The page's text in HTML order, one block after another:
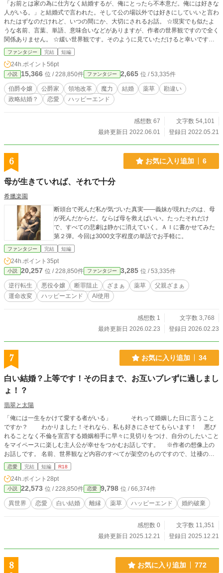
「お前とは家の為に仕方なく結婚するが、俺にとったら不本意だ。俺には好きな
人がいる。」と結婚式で言われた。そして公の場以外では好きにしていいと言わ
れたはずなのだけれど、いつの間にか、大切にされるお話。 ☆現実でも似たよ
うな名前、言葉、単語、意味合いなどがありますが、作者の世界観ですので全く
関係ありません。 ☆緩い世界観です。そのように見ていただけると幸いです。
☆まだなかなか上手く表現が出来ず、成長出来なくて稚拙な文章ではあるとは思
いますが、広い心で読んでいただけると幸いです。 ☆ざまぁ（？）は無いで
す。作者の世界観です。暇つぶしにでも読んでもらえると嬉しいです。 ☆全23
話です。出来上がってますので、随時更新していきます。 ☆感想ありがとうご
ざいます。ゆっくりですが、返信させていただきます。
ファンタジー 完結 短編
24h.ポイント 56pt
小説 15,366 位 / 228,850件 ファンタジー 2,665 位 / 53,335件
伯爵令嬢 公爵家 領地改革 魔力 結婚 薬草
勘違い
政略結婚？
恋愛 ハッピーエンド
感想数 67
文字数 54,101
最終更新日 2022.06.01
登録日 2022.05.21
6 お気に入り追加 6
母が生きていれば、それで十分
希臘楽園
断頭台で死んだ私が気づいた真実――義妹が現れたのは、母
が死んだからだ。ならば母を救えばいい。たったそれだけ
で、すべての悲劇は静かに消えていく。ＡＩに書かせてみた
第２弾。今回は3000文字程度の単話でお手軽に。
ファンタジー 完結 短編
24h.ポイント 35pt
小説 20,257 位 / 228,850件 ファンタジー 3,285 位 / 53,335件
逆行転生 悪役令嬢 断罪阻止 ざまぁ 薬草
父親ざまぁ
運命改変
ハッピーエンド AI使用
感想数 1
文字数 3,768
最終更新日 2026.02.23
登録日 2026.02.23
7 お気に入り追加 34
白い結婚？上等です！その日まで、お互いブレずに過しまし
ょ！？
翡翠と太陽
「俺には一生をかけて愛する者がいる」 それって婚姻した日に言うこと
ですか？ わかりました！それなら、私も好きにさせてもらいます！ 悪び
れることなく不倫を宣言する婚姻相手に早々に見切りをつけ、自分のしたいこと
をマイペースに楽しむ主人公が幸せをつかむお話しです。 ※作者の想像上の
お話しです。 名前、世界観など内容のすべてが架空のものですので、辻褄の合
わない部分があるかと思います。何卒よろしくお願い致します。 ===== カテ
ゴリが違うようなので変更致します。申し訳ありません、よろしくお願い致しま
す。 2025/1/31 20:00 題名を変更致しました。申し訳ありません、よろしくお願
い致します。 2025/2/22 16:00
恋愛 完結 短編 R18
24h.ポイント 28pt
小説 22,573 位 / 228,850件 恋愛 9,798 位 / 66,374件
異世界 恋愛 白い結婚 離縁 薬草 ハッピーエンド 婚約破棄
感想数 0
文字数 11,351
最終更新日 2025.12.21
登録日 2025.12.21
8 お気に入り追加 772